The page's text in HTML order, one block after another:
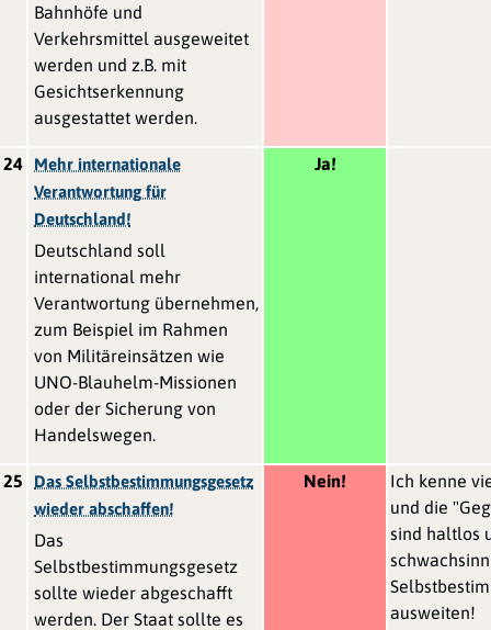
Bahnhöfe und
Verkehrsmittel ausgeweitet
werden und z.B. mit
Gesichtserkennung
ausgestattet werden.
24
Mehr internationale
Verantwortung für
Deutschland!
Deutschland soll
international mehr
Verantwortung übernehmen,
zum Beispiel im Rahmen
von Militäreinsätzen wie
UNO-Blauhelm-Missionen
oder der Sicherung von
Handelswegen.
Ja!
25
Das Selbstbestimmungsgesetz
wieder abschaffen!
Das
Selbstbestimmungsgesetz
sollte wieder abgeschafft
werden. Der Staat sollte es
Nein!
Ich kenne
und die
sind haltlos
ausweiten!